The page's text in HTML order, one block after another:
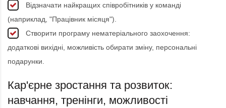
Відзначати найкращих співробітників у команді
(наприклад, "Працівник місяця").
Створити програму нематеріального заохочення:
додаткові вихідні, можливість обирати зміну, персональні
подарунки.
Кар'єрне зростання та розвиток:
навчання, тренінги, можливості